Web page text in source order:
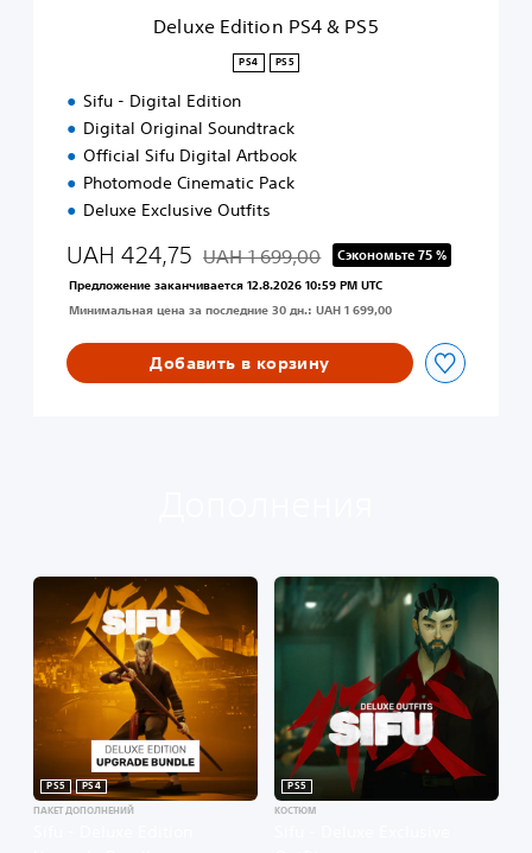
Deluxe Edition PS4 & PS5
PS4 PS5
Sifu - Digital Edition
Digital Original Soundtrack
Official Sifu Digital Artbook
Photomode Cinematic Pack
Deluxe Exclusive Outfits
UAH 424,75 Скидка с исходной цены UAH 1 699,00
UAH 1 699,00 Сэкономьте 75 %
Предложение заканчивается 12.8.2026 10:59 PM UTC
Минимальная цена за последние 30 дн.: UAH 1 699,00
Добавить в корзину
PS5
PS4
ПАКЕТ ДОПОЛНЕНИЙ
PS5
КОСТЮМ